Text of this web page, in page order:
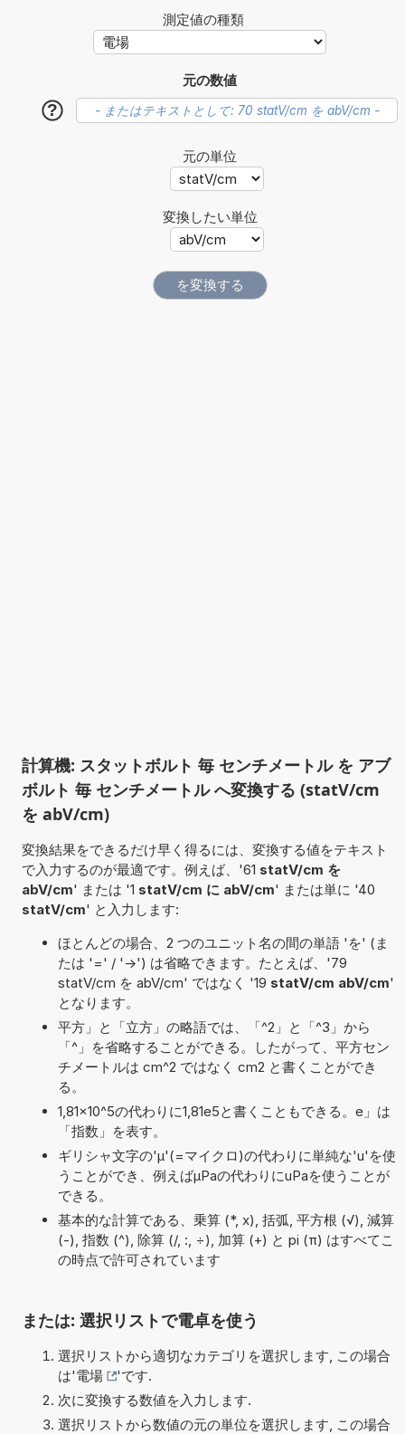
測定値の種類
元の数値
?
元の単位
変換したい単位
計算機: スタットボルト 毎 センチメートル を アブ
ボルト 毎 センチメートル へ変換する (statV/cm
を abV/cm)
変換結果をできるだけ早く得るには、変換する値をテキスト
で入力するのが最適です。例えば、'61 statV/cm を
abV/cm' または '1 statV/cm に abV/cm' または単に '40
statV/cm' と入力します:
ほとんどの場合、2 つのユニット名の間の単語 'を' (ま
たは '=' / '->') は省略できます。たとえば、'79
statV/cm を abV/cm' ではなく '19 statV/cm abV/cm'
となります。
平方」と「立方」の略語では、「^2」と「^3」から
「^」を省略することができる。したがって、平方セン
チメートルは cm^2 ではなく cm2 と書くことができ
る。
1,81×10^5の代わりに1,81e5と書くこともできる。e」は
「指数」を表す。
ギリシャ文字の'μ'(=マイクロ)の代わりに単純な'u'を使
うことができ、例えばµPaの代わりにuPaを使うことが
できる。
基本的な計算である、乗算 (*, x), 括弧, 平方根 (√), 減算
(-), 指数 (^), 除算 (/, :, ÷), 加算 (+) と pi (π) はすべてこ
の時点で許可されています
または: 選択リストで電卓を使う
選択リストから適切なカテゴリを選択します, この場合
は'電場
'です.
次に変換する数値を入力します.
選択リストから数値の元の単位を選択します, この場合